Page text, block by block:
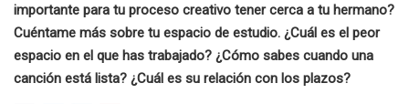
importante para tu proceso creativo tener cerca a tu hermano?
Cuéntame más sobre tu espacio de estudio. ¿Cuál es el peor
espacio en el que has trabajado? ¿Cómo sabes cuando una
canción está lista? ¿Cuál es su relación con los plazos?